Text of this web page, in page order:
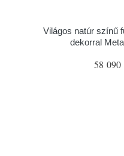
Világos natúr színű
dekorral
58 090